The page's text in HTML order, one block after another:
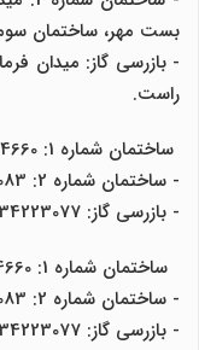
بست مهر، ساختمان
- بازرسی گاز: میدان
راست.
ساختمان شماره 1: 33144660 086.
- ساختمان شماره 2: 32222083 086
- بازرسی گاز: 34223077 086
ساختمان شماره 1: 33144660 086.
- ساختمان شماره 2: 32222083 086
- بازرسی گاز: 34223077 086